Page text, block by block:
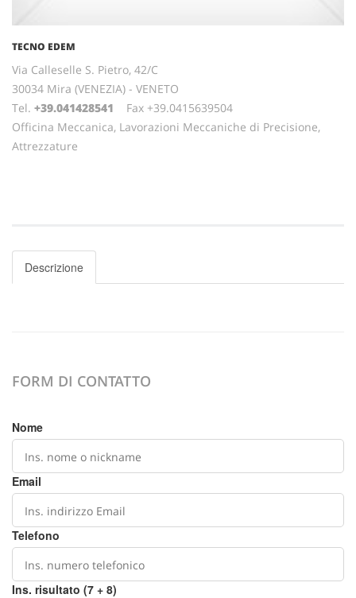
TECNO EDEM
Via Calleselle S. Pietro, 42/C
30034 Mira (VENEZIA) - VENETO
Tel. +39.041428541 Fax +39.0415639504
Officina Meccanica, Lavorazioni Meccaniche di Precisione,
Attrezzature
Descrizione
FORM DI CONTATTO
Nome
Email
Telefono
Ins. risultato (7 + 8)